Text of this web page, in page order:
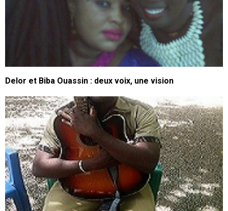
Delor et Biba Ouassin : deux voix, une vision